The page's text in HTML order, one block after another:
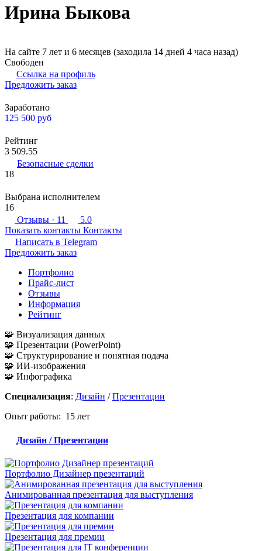
Ирина Быкова
На сайте 7 лет и 6 месяцев (заходила 14 дней 4 часа назад)
Свободен
Ссылка на профиль
Предложить заказ
Заработано
125 500 руб
Рейтинг
3 509.55
Безопасные сделки
18
Выбрана исполнителем
16
Отзывы · 11
5.0
Показать контакты Контакты
Написать в Telegram
Предложить заказ
Портфолио
Прайс-лист
Отзывы
Информация
Рейтинг
🧩 Визуализация данных
🧩 Презентации (PowerPoint)
🧩 Структурирование и понятная подача
🧩 ИИ-изображения
🧩 Инфографика
Специализация: Дизайн /Презентации
Опыт работы: 15 лет
Дизайн / Презентации
Портфолио Дизайнер презентаций
Анимированная презентация для выступления
Презентация для компании
Презентация для премии